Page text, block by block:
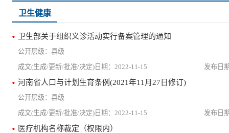
卫生健康
卫生部关于组织义诊活动实行备案管理的通知
县级
2022-11-15
河南省人口与计划生育条例(2021年11月27日修订)
县级
2022-11-15
医疗机构名称裁定（权限内）